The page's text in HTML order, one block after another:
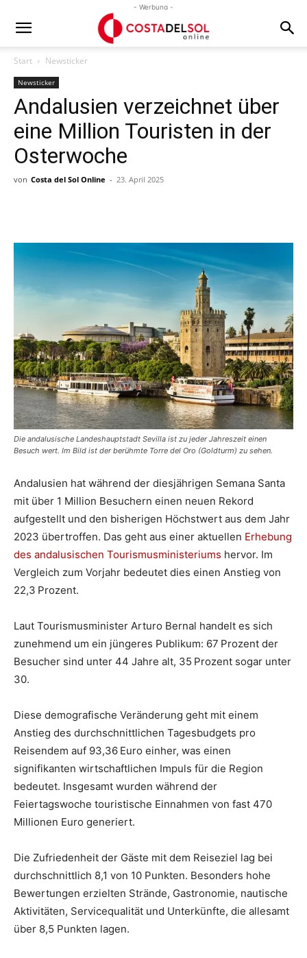
- Werbung -
Start Newsticker
Newsticker
Andalusien verzeichnet über
eine Million Touristen in der
Osterwoche
von Costa del Sol Online - 23. April 2025
Die andalusische Landeshauptstadt Sevilla ist zu jeder Jahreszeit einen
Besuch wert. Im Bild ist der berühmte Torre del Oro (Goldturm) zu sehen.
Andalusien hat während der diesjährigen Semana Santa
mit über 1 Million Besuchern einen neuen Rekord
aufgestellt und den bisherigen Höchstwert aus dem Jahr
2023 übertroffen. Das geht aus einer aktuellen Erhebung
des andalusischen Tourismusministeriums hervor. Im
Vergleich zum Vorjahr bedeutet dies einen Anstieg von
22,3 Prozent.
Laut Tourismusminister Arturo Bernal handelt es sich
zunehmend um ein jüngeres Publikum: 67 Prozent der
Besucher sind unter 44 Jahre alt, 35 Prozent sogar unter
30.
Diese demografische Veränderung geht mit einem
Anstieg des durchschnittlichen Tagesbudgets pro
Reisendem auf 93,36 Euro einher, was einen
signifikanten wirtschaftlichen Impuls für die Region
bedeutet. Insgesamt wurden während der
Feiertagswoche touristische Einnahmen von fast 470
Millionen Euro generiert.
Die Zufriedenheit der Gäste mit dem Reiseziel lag bei
durchschnittlich 8,1 von 10 Punkten. Besonders hohe
Bewertungen erzielten Strände, Gastronomie, nautische
Aktivitäten, Servicequalität und Unterkünfte, die allesamt
über 8,5 Punkten lagen.